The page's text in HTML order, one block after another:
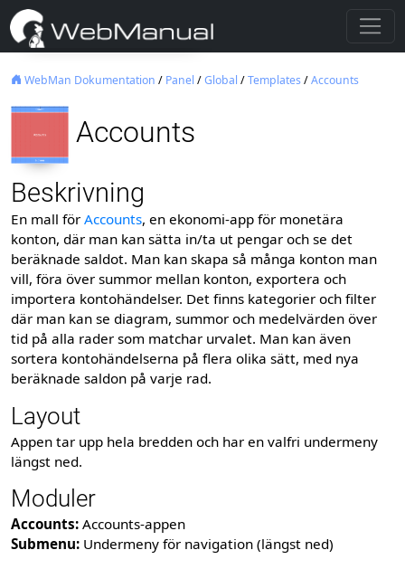
WebMan Dokumentation / Panel /Global /Templates/Accounts
Accounts
Beskrivning
En mall förAccounts, en ekonomi-app för monetära
konton, där man kan sätta in/ta ut pengar och se det
beräknade saldot. Man kan skapa så många konton man
vill, föra över summor mellan konton, exportera och
importera kontohändelser. Det finns kategorier och filter
där man kan se diagram, summor och medelvärden över
tid på alla rader som matchar urvalet. Man kan även
sortera kontohändelserna på flera olika sätt, med nya
beräknade saldon på varje rad.
Layout
Appen tar upp hela bredden och har en valfri undermeny
längst ned.
Moduler
Accounts:Accounts-appen
Submenu: Undermeny för navigation (längst ned)